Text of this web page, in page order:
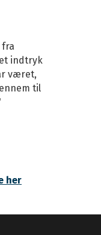
fra
indtryk
været,
til
her